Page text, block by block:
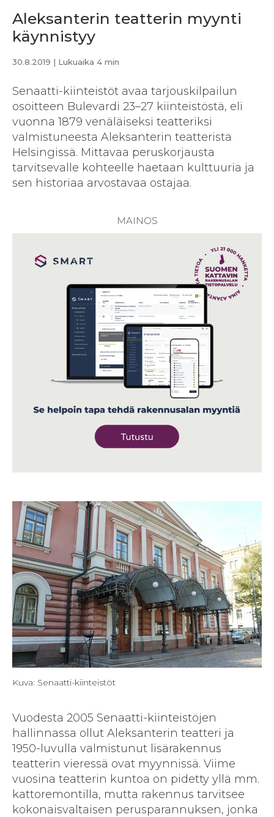
Aleksanterin teatterin myynti
käynnistyy
30.8.2019 | Lukuaika 4 min
Senaatti-kiinteistöt avaa tarjouskilpailun
osoitteen Bulevardi 23–27 kiinteistöstä, eli
vuonna 1879 venäläiseksi teatteriksi
valmistuneesta Aleksanterin teatterista
Helsingissä. Mittavaa peruskorjausta
tarvitsevalle kohteelle haetaan kulttuuria ja
sen historiaa arvostavaa ostajaa.
Kuva: Senaatti-kiinteistöt
Vuodesta 2005 Senaatti-kiinteistöjen
hallinnassa ollut Aleksanterin teatteri ja
1950-luvulla valmistunut lisärakennus
teatterin vieressä ovat myynnissä. Viime
vuosina teatterin kuntoa on pidetty yllä mm.
kattoremontilla, mutta rakennus tarvitsee
kokonaisvaltaisen perusparannuksen, jonka